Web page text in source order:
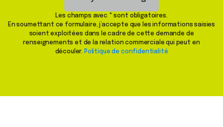
Les champs avec * sont obligatoires.
En soumettant ce formulaire, j’accepte que les informations saisies
soient exploitées dans le cadre de cette demande de
renseignements et de la relation commerciale qui peut en
découler. Politique de confidentialité